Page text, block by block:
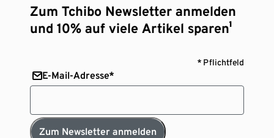
Zum Tchibo Newsletter anmelden
und 10% auf viele Artikel sparen¹
* Pflichtfeld
E-Mail-Adresse*
Zum Newsletter anmelden